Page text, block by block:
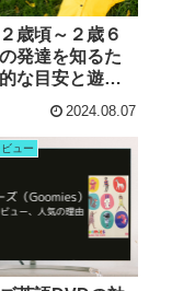
歳頃～２歳６
発達を知るた
な目安と遊び
2024.08.07
ュー